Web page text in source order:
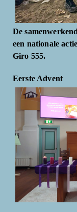
De
een nationale
Giro 555.
Eerste Advent